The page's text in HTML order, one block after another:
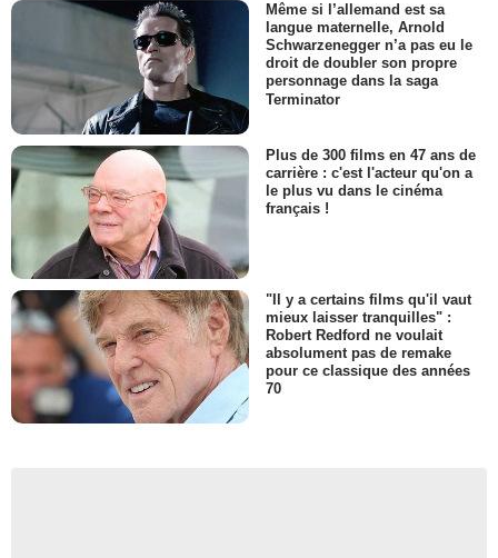
Même si l’allemand est sa
langue maternelle, Arnold
Schwarzenegger n’a pas eu le
droit de doubler son propre
personnage dans la saga
Terminator
Plus de 300 films en 47 ans de
carrière : c'est l'acteur qu'on a
le plus vu dans le cinéma
français !
"Il y a certains films qu'il vaut
mieux laisser tranquilles" :
Robert Redford ne voulait
absolument pas de remake
pour ce classique des années
70